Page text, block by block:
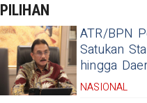
PILIHAN
ATR/BPN
Satukan
hingga
NASIONAL